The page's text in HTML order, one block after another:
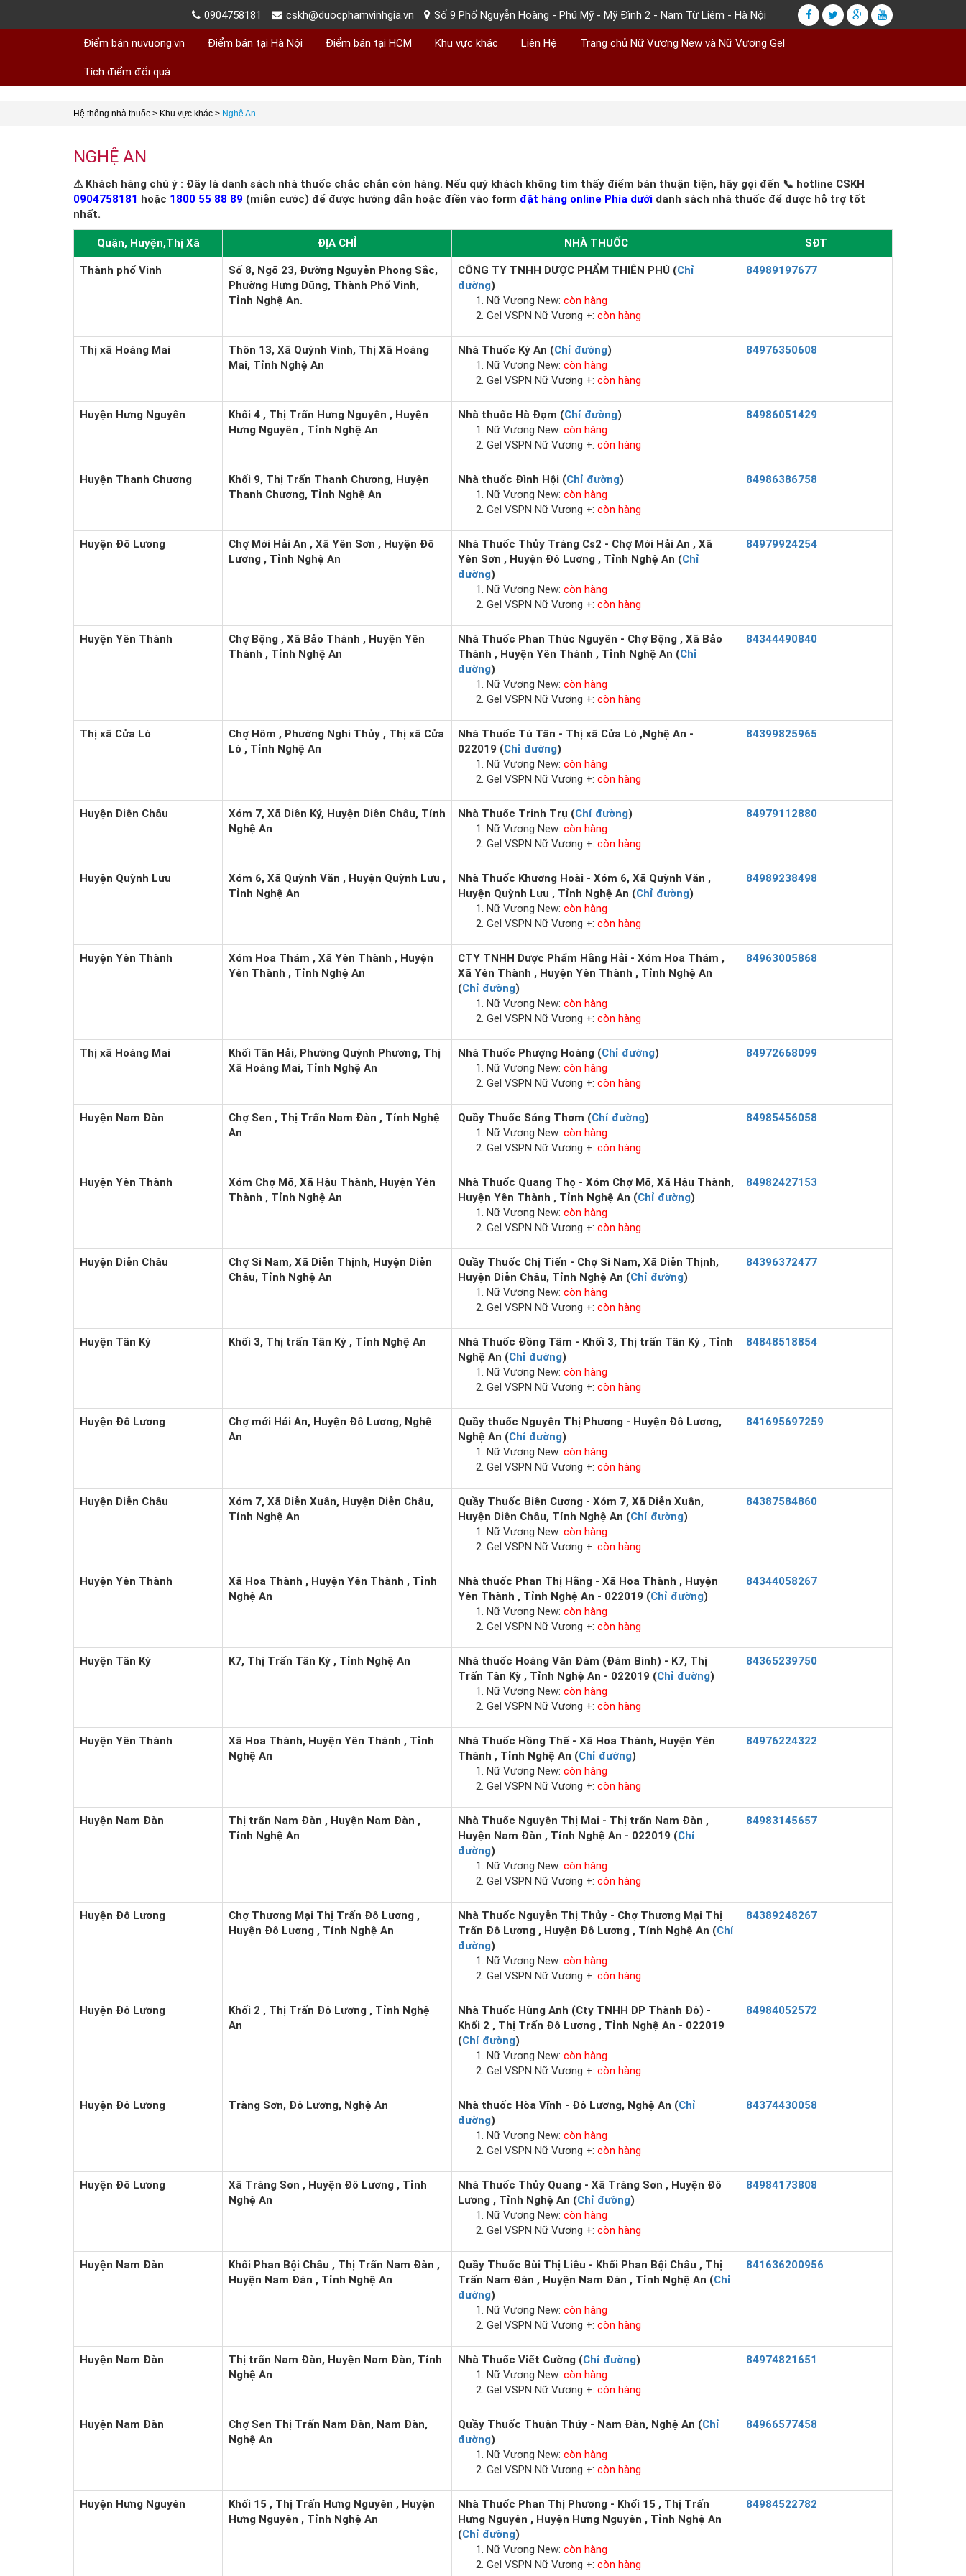
0904758181 cskh@duocphamvinhgia.vn Số 9 Phố Nguyễn Hoàng - Phú Mỹ - Mỹ Đình 2 - Nam Từ Liêm - Hà Nội
Điểm bán nuvuong.vn Điểm bán tại Hà Nội Điểm bán tại HCM Khu vực khác Liên Hệ Trang chủ Nữ Vương New và Nữ Vương Gel
Tích điểm đổi quà
Hệ thống nhà thuốc > Khu vực khác > Nghệ An
NGHỆ AN
⚠ Khách hàng chú ý : Đây là danh sách nhà thuốc chắc chắn còn hàng. Nếu quý khách không tìm thấy điểm bán thuận tiện, hãy gọi đến 📞 hotline CSKH
0904758181 hoặc 1800 55 88 89 (miễn cước) để được hướng dẫn hoặc điền vào form đặt hàng online Phía dưới danh sách nhà thuốc để được hỗ trợ tốt
nhất.
Quận, Huyện,Thị Xã ĐỊA CHỈ NHÀ THUỐC SĐT
Thành phố Vinh
Số 8, Ngõ 23, Đường Nguyễn Phong Sắc,
Phường Hưng Dũng, Thành Phố Vinh,
Tỉnh Nghệ An.
CÔNG TY TNHH DƯỢC PHẨM THIÊN PHÚ (Chỉ
đường)
Nữ Vương New: còn hàng
Gel VSPN Nữ Vương +: còn hàng
84989197677
Thị xã Hoàng Mai
Thôn 13, Xã Quỳnh Vinh, Thị Xã Hoàng
Mai, Tỉnh Nghệ An
Nhà Thuốc Kỳ An (Chỉ đường)
Nữ Vương New: còn hàng
Gel VSPN Nữ Vương +: còn hàng
84976350608
Huyện Hưng Nguyên
Khối 4 , Thị Trấn Hưng Nguyên , Huyện
Hưng Nguyên , Tỉnh Nghệ An
Nhà thuốc Hà Đạm (Chỉ đường)
Nữ Vương New: còn hàng
Gel VSPN Nữ Vương +: còn hàng
84986051429
Huyện Thanh Chương
Khối 9, Thị Trấn Thanh Chương, Huyện
Thanh Chương, Tỉnh Nghệ An
Nhà thuốc Đình Hội (Chỉ đường)
Nữ Vương New: còn hàng
Gel VSPN Nữ Vương +: còn hàng
84986386758
Huyện Đô Lương
Chợ Mới Hải An , Xã Yên Sơn , Huyện Đô
Lương , Tỉnh Nghệ An
Nhà Thuốc Thủy Tráng Cs2 - Chợ Mới Hải An , Xã
Yên Sơn , Huyện Đô Lương , Tỉnh Nghệ An (Chỉ
đường)
Nữ Vương New: còn hàng
Gel VSPN Nữ Vương +: còn hàng
84979924254
Huyện Yên Thành
Chợ Bộng , Xã Bảo Thành , Huyện Yên
Thành , Tỉnh Nghệ An
Nhà Thuốc Phan Thúc Nguyên - Chợ Bộng , Xã Bảo
Thành , Huyện Yên Thành , Tỉnh Nghệ An (Chỉ
đường)
Nữ Vương New: còn hàng
Gel VSPN Nữ Vương +: còn hàng
84344490840
Thị xã Cửa Lò
Chợ Hôm , Phường Nghi Thủy , Thị xã Cửa
Lò , Tỉnh Nghệ An
Nhà Thuốc Tú Tân - Thị xã Cửa Lò ,Nghệ An -
022019 (Chỉ đường)
Nữ Vương New: còn hàng
Gel VSPN Nữ Vương +: còn hàng
84399825965
Huyện Diễn Châu
Xóm 7, Xã Diễn Kỷ, Huyện Diễn Châu, Tỉnh
Nghệ An
Nhà Thuốc Trinh Trụ (Chỉ đường)
Nữ Vương New: còn hàng
Gel VSPN Nữ Vương +: còn hàng
84979112880
Huyện Quỳnh Lưu
Xóm 6, Xã Quỳnh Văn , Huyện Quỳnh Lưu ,
Tỉnh Nghệ An
Nhà Thuốc Khương Hoài - Xóm 6, Xã Quỳnh Văn ,
Huyện Quỳnh Lưu , Tỉnh Nghệ An (Chỉ đường)
Nữ Vương New: còn hàng
Gel VSPN Nữ Vương +: còn hàng
84989238498
Huyện Yên Thành
Xóm Hoa Thám , Xã Yên Thành , Huyện
Yên Thành , Tỉnh Nghệ An
CTY TNHH Dược Phẩm Hằng Hải - Xóm Hoa Thám ,
Xã Yên Thành , Huyện Yên Thành , Tỉnh Nghệ An
(Chỉ đường)
Nữ Vương New: còn hàng
Gel VSPN Nữ Vương +: còn hàng
84963005868
Thị xã Hoàng Mai
Khối Tân Hải, Phường Quỳnh Phương, Thị
Xã Hoàng Mai, Tỉnh Nghệ An
Nhà Thuốc Phượng Hoàng (Chỉ đường)
Nữ Vương New: còn hàng
Gel VSPN Nữ Vương +: còn hàng
84972668099
Huyện Nam Đàn
Chợ Sen , Thị Trấn Nam Đàn , Tỉnh Nghệ
An
Quầy Thuốc Sáng Thơm (Chỉ đường)
Nữ Vương New: còn hàng
Gel VSPN Nữ Vương +: còn hàng
84985456058
Huyện Yên Thành
Xóm Chợ Mõ, Xã Hậu Thành, Huyện Yên
Thành , Tỉnh Nghệ An
Nhà Thuốc Quang Thọ - Xóm Chợ Mõ, Xã Hậu Thành,
Huyện Yên Thành , Tỉnh Nghệ An (Chỉ đường)
Nữ Vương New: còn hàng
Gel VSPN Nữ Vương +: còn hàng
84982427153
Huyện Diễn Châu
Chợ Si Nam, Xã Diễn Thịnh, Huyện Diễn
Châu, Tỉnh Nghệ An
Quầy Thuốc Chị Tiến - Chợ Si Nam, Xã Diễn Thịnh,
Huyện Diễn Châu, Tỉnh Nghệ An (Chỉ đường)
Nữ Vương New: còn hàng
Gel VSPN Nữ Vương +: còn hàng
84396372477
Huyện Tân Kỳ Khối 3, Thị trấn Tân Kỳ , Tỉnh Nghệ An
Nhà Thuốc Đồng Tâm - Khối 3, Thị trấn Tân Kỳ , Tỉnh
Nghệ An (Chỉ đường)
Nữ Vương New: còn hàng
Gel VSPN Nữ Vương +: còn hàng
84848518854
Huyện Đô Lương
Chợ mới Hải An, Huyện Đô Lương, Nghệ
An
Quầy thuốc Nguyễn Thị Phương - Huyện Đô Lương,
Nghệ An (Chỉ đường)
Nữ Vương New: còn hàng
Gel VSPN Nữ Vương +: còn hàng
841695697259
Huyện Diễn Châu
Xóm 7, Xã Diễn Xuân, Huyện Diễn Châu,
Tỉnh Nghệ An
Quầy Thuốc Biên Cương - Xóm 7, Xã Diễn Xuân,
Huyện Diễn Châu, Tỉnh Nghệ An (Chỉ đường)
Nữ Vương New: còn hàng
Gel VSPN Nữ Vương +: còn hàng
84387584860
Huyện Yên Thành
Xã Hoa Thành , Huyện Yên Thành , Tỉnh
Nghệ An
Nhà thuốc Phan Thị Hằng - Xã Hoa Thành , Huyện
Yên Thành , Tỉnh Nghệ An - 022019 (Chỉ đường)
Nữ Vương New: còn hàng
Gel VSPN Nữ Vương +: còn hàng
84344058267
Huyện Tân Kỳ K7, Thị Trấn Tân Kỳ , Tỉnh Nghệ An
Nhà thuốc Hoàng Văn Đàm (Đàm Bình) - K7, Thị
Trấn Tân Kỳ , Tỉnh Nghệ An - 022019 (Chỉ đường)
Nữ Vương New: còn hàng
Gel VSPN Nữ Vương +: còn hàng
84365239750
Huyện Yên Thành
Xã Hoa Thành, Huyện Yên Thành , Tỉnh
Nghệ An
Nhà Thuốc Hồng Thế - Xã Hoa Thành, Huyện Yên
Thành , Tỉnh Nghệ An (Chỉ đường)
Nữ Vương New: còn hàng
Gel VSPN Nữ Vương +: còn hàng
84976224322
Huyện Nam Đàn
Thị trấn Nam Đàn , Huyện Nam Đàn ,
Tỉnh Nghệ An
Nhà Thuốc Nguyễn Thị Mai - Thị trấn Nam Đàn ,
Huyện Nam Đàn , Tỉnh Nghệ An - 022019 (Chỉ
đường)
Nữ Vương New: còn hàng
Gel VSPN Nữ Vương +: còn hàng
84983145657
Huyện Đô Lương
Chợ Thương Mại Thị Trấn Đô Lương ,
Huyện Đô Lương , Tỉnh Nghệ An
Nhà Thuốc Nguyễn Thị Thủy - Chợ Thương Mại Thị
Trấn Đô Lương , Huyện Đô Lương , Tỉnh Nghệ An (Chỉ
đường)
Nữ Vương New: còn hàng
Gel VSPN Nữ Vương +: còn hàng
84389248267
Huyện Đô Lương
Khối 2 , Thị Trấn Đô Lương , Tỉnh Nghệ
An
Nhà Thuốc Hùng Anh (Cty TNHH DP Thành Đô) -
Khối 2 , Thị Trấn Đô Lương , Tỉnh Nghệ An - 022019
(Chỉ đường)
Nữ Vương New: còn hàng
Gel VSPN Nữ Vương +: còn hàng
84984052572
Huyện Đô Lương Tràng Sơn, Đô Lương, Nghệ An Nhà thuốc Hòa Vĩnh - Đô Lương, Nghệ An (Chỉ
đường)
Nữ Vương New: còn hàng
Gel VSPN Nữ Vương +: còn hàng
84374430058
Huyện Đô Lương
Xã Tràng Sơn , Huyện Đô Lương , Tỉnh
Nghệ An
Nhà Thuốc Thủy Quang - Xã Tràng Sơn , Huyện Đô
Lương , Tỉnh Nghệ An (Chỉ đường)
Nữ Vương New: còn hàng
Gel VSPN Nữ Vương +: còn hàng
84984173808
Huyện Nam Đàn
Khối Phan Bội Châu , Thị Trấn Nam Đàn ,
Huyện Nam Đàn , Tỉnh Nghệ An
Quầy Thuốc Bùi Thị Liễu - Khối Phan Bội Châu , Thị
Trấn Nam Đàn , Huyện Nam Đàn , Tỉnh Nghệ An (Chỉ
đường)
Nữ Vương New: còn hàng
Gel VSPN Nữ Vương +: còn hàng
841636200956
Huyện Nam Đàn
Thị trấn Nam Đàn, Huyện Nam Đàn, Tỉnh
Nghệ An
Nhà Thuốc Viết Cường (Chỉ đường)
Nữ Vương New: còn hàng
Gel VSPN Nữ Vương +: còn hàng
84974821651
Huyện Nam Đàn
Chợ Sen Thị Trấn Nam Đàn, Nam Đàn,
Nghệ An
Quầy Thuốc Thuận Thúy - Nam Đàn, Nghệ An (Chỉ
đường)
Nữ Vương New: còn hàng
Gel VSPN Nữ Vương +: còn hàng
84966577458
Huyện Hưng Nguyên
Khối 15 , Thị Trấn Hưng Nguyên , Huyện
Hưng Nguyên , Tỉnh Nghệ An
Nhà Thuốc Phan Thị Phương - Khối 15 , Thị Trấn
Hưng Nguyên , Huyện Hưng Nguyên , Tỉnh Nghệ An
(Chỉ đường)
Nữ Vương New: còn hàng
Gel VSPN Nữ Vương +: còn hàng
84984522782